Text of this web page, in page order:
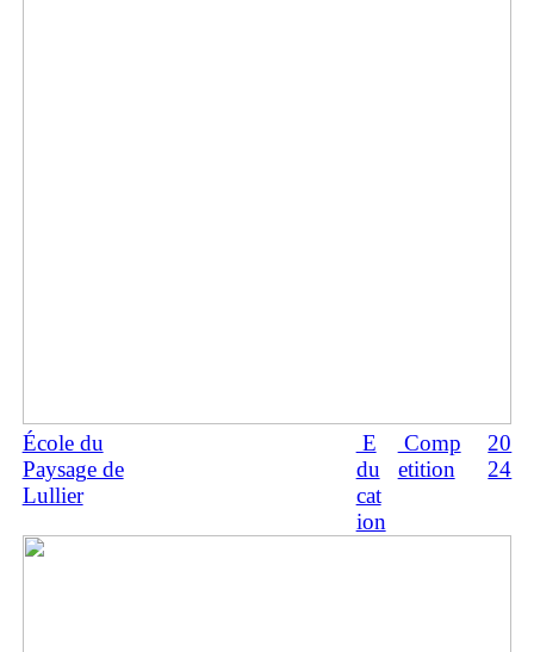
École du
Paysage de
Lullier
E
du
cat
ion
Comp
etition
20
24